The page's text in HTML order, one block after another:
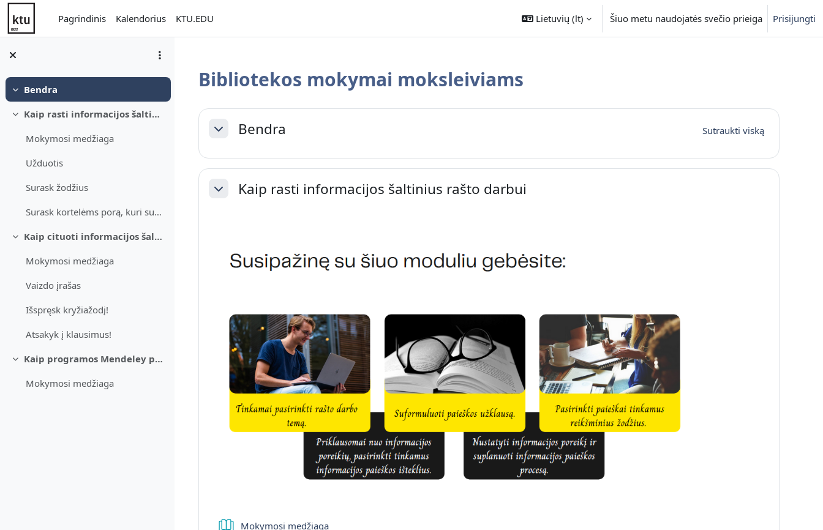
Pereiti į pagrindinį turinį
Pagrindinis
Kalendorius KTU.EDU Lietuvių ‎(lt)‎ Šiuo metu naudojatės svečio prieiga Prisijungti
Sutraukti
Bendra
Sutraukti
Kaip rasti informacijos šaltinius rašto darbui
Mokymosi medžiaga
Užduotis
Surask žodžius
Surask kortelėms porą, kuri susijusi prasmėmis
Sutraukti
Kaip cituoti informacijos šaltinius ir parengti literatūros sąrašą
Mokymosi medžiaga
Vaizdo įrašas
Išspręsk kryžiažodį!
Atsakyk į klausimus!
Sutraukti
Kaip programos Mendeley pagalba cituoti ir sudaryti literatūros sąrašą
Mokymosi medžiaga
Bibliotekos mokymai moksleiviams
Dalies kontūras
SutrauktiBendra Sutraukti viską
SutrauktiKaip rasti informacijos šaltinius rašto darbui
Mokymosi medžiagaKnyga